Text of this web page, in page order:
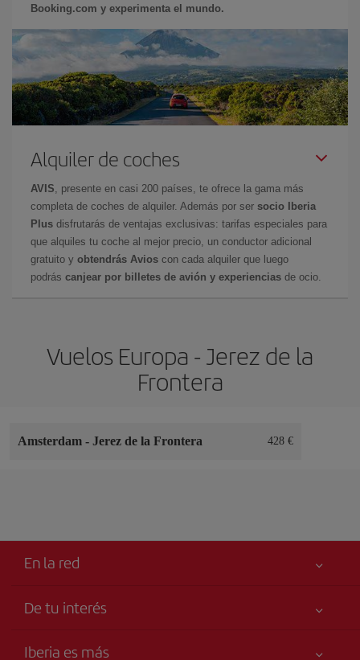
Booking.com y experimenta el mundo.
Alquiler de coches
AVIS , presente en casi 200 países, te ofrece la gama más
completa de coches de alquiler. Además por ser socio Iberia
Plus disfrutarás de ventajas exclusivas: tarifas especiales para
que alquiles tu coche al mejor precio, un conductor adicional
gratuito y obtendrás Avios con cada alquiler que luego
podrás canjear por billetes de avión y experiencias de ocio.
Vuelos Europa - Jerez de la
Frontera
Amsterdam - Jerez de la Frontera 428 €
En la red
De tu interés
Iberia es más